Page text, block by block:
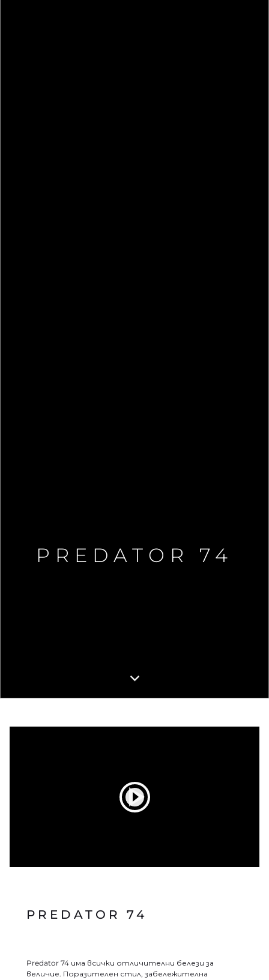
PREDATOR 74
PREDATOR 74
Predator 74 има всички отличителни белези за
величие. Поразителен стил, забележителна